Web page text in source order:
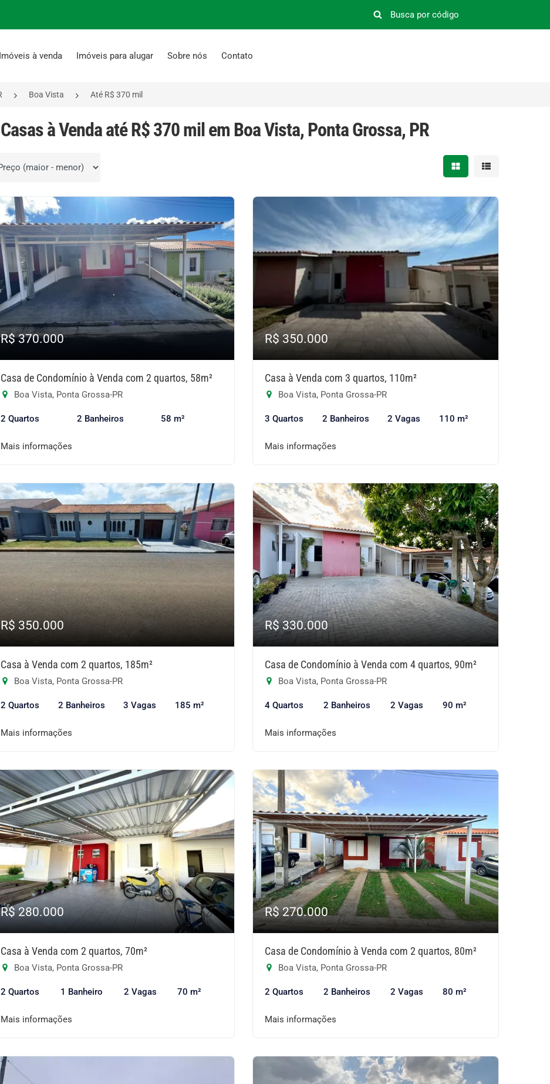
Imóveis à venda Imóveis para alugar Sobre nós Contato
Boa Vista Até R$ 370 mil
à Venda até R$ 370 mil em Boa Vista, Ponta Grossa, PR
por Mostrar resultados em
Mostrar
R$ 370.000
Casa de Condomínio à Venda com 2 quartos, 58m²
Boa Vista, Ponta Grossa-PR
2 Quartos 2 Banheiros 58 m²
Mais informações
R$ 350.000
Casa à Venda com 3 quartos, 110m²
Boa Vista, Ponta Grossa-PR
3 Quartos 2 Banheiros 2 Vagas 110 m²
Mais informações
R$ 350.000
Casa à Venda com 2 quartos, 185m²
Boa Vista, Ponta Grossa-PR
2 Quartos 2 Banheiros 3 Vagas 185 m²
Mais informações
R$ 330.000
Casa de Condomínio à Venda com 4 quartos, 90m²
Boa Vista, Ponta Grossa-PR
4 Quartos 2 Banheiros 2 Vagas 90 m²
Mais informações
R$ 280.000
Casa à Venda com 2 quartos, 70m²
Boa Vista, Ponta Grossa-PR
2 Quartos 1 Banheiro 2 Vagas 70 m²
Mais informações
R$ 270.000
Casa de Condomínio à Venda com 2 quartos, 80m²
Boa Vista, Ponta Grossa-PR
2 Quartos 2 Banheiros 2 Vagas 80 m²
Mais informações